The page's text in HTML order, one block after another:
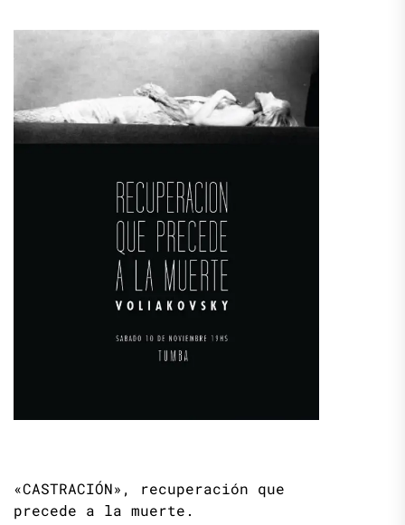
«CASTRACIÓN», recuperación que
precede a la muerte.